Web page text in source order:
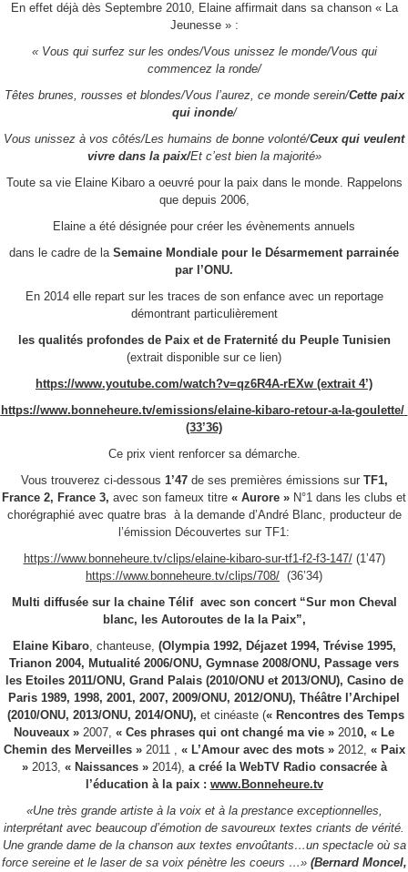
En effet déjà dès Septembre 2010, Elaine affirmait dans sa chanson « La
Jeunesse » :
« Vous qui surfez sur les ondes/Vous unissez le monde/Vous qui
commencez la ronde/
Têtes brunes, rousses et blondes/Vous l’aurez, ce monde serein/Cette paix
qui inonde/
Vous unissez à vos côtés/Les humains de bonne volonté/Ceux qui veulent
vivre dans la paix/Et c’est bien la majorité»
Toute sa vie Elaine Kibaro a oeuvré pour la paix dans le monde. Rappelons
que depuis 2006,
Elaine a été désignée pour créer les évènements annuels
dans le cadre de la Semaine Mondiale pour le Désarmement parrainée
par l’ONU.
En 2014 elle repart sur les traces de son enfance avec un reportage
démontrant particulièrement
les qualités profondes de Paix et de Fraternité du Peuple Tunisien
(extrait disponible sur ce lien)
https://www.youtube.com/watch?v=qz6R4A-rEXw (extrait 4’)
https://www.bonneheure.tv/emissions/elaine-kibaro-retour-a-la-goulette/
(33’36)
Ce prix vient renforcer sa démarche.
Vous trouverez ci-dessous 1’47de ses premières émissions sur TF1,
France 2, France 3, avec son fameux titre « Aurore » N°1 dans les clubs et
chorégraphié avec quatre bras à la demande d’André Blanc, producteur de
l’émission Découvertes sur TF1:
https://www.bonneheure.tv/clips/elaine-kibaro-sur-tf1-f2-f3-147/(1’47)
https://www.bonneheure.tv/clips/708/ (36’34)
Multi diffusée sur la chaine Télif avec son concert “Sur mon Cheval
blanc, les Autoroutes de la la Paix”,
Elaine Kibaro, chanteuse, (Olympia 1992, Déjazet 1994, Trévise 1995,
Trianon 2004, Mutualité 2006/ONU, Gymnase 2008/ONU, Passage vers
les Etoiles 2011/ONU, Grand Palais (2010/ONU et 2013/ONU), Casino de
Paris 1989, 1998, 2001, 2007, 2009/ONU, 2012/ONU), Théâtre l’Archipel
(2010/ONU, 2013/ONU, 2014/ONU), et cinéaste (« Rencontres des Temps
Nouveaux » 2007, « Ces phrases qui ont changé ma vie » 2010, « Le
Chemin des Merveilles »2011 , « L’Amour avec des mots »2012, « Paix
»2013, « Naissances »2014), a créé la WebTV Radio consacrée à
l’éducation à la paix : www.Bonneheure.tv
«Une très grande artiste à la voix et à la prestance exceptionnelles,
interprétant avec beaucoup d’émotion de savoureux textes criants de vérité.
Une grande dame de la chanson aux textes envoûtants…un spectacle où sa
force sereine et le laser de sa voix pénètre les coeurs …»(Bernard Moncel,